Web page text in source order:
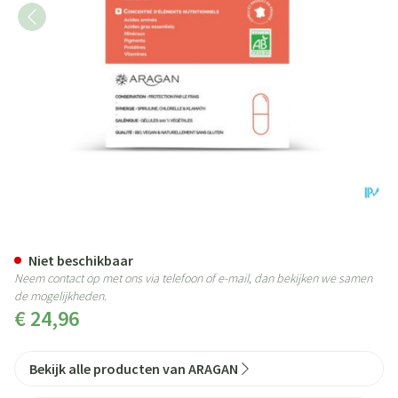
€ 24,96
Niet beschikbaar
Neem contact op met ons via telefoon of e-mail, dan bekijken we samen
de mogelijkheden.
Bekijk alle producten van ARAGAN